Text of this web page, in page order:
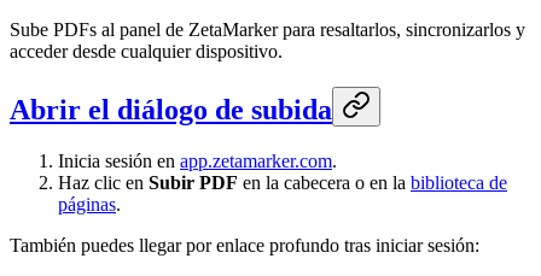
Sube PDFs al panel de ZetaMarker para resaltarlos, sincronizarlos y
acceder desde cualquier dispositivo.
Abrir el diálogo de subida
Inicia sesión en app.zetamarker.com.
Haz clic en Subir PDF en la cabecera o en la biblioteca de
páginas.
También puedes llegar por enlace profundo tras iniciar sesión: